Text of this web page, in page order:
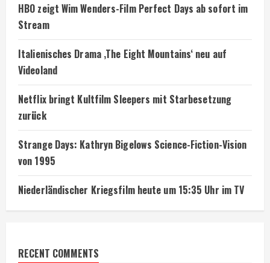
HBO zeigt Wim Wenders-Film Perfect Days ab sofort im
Stream
Italienisches Drama ‚The Eight Mountains‘ neu auf
Videoland
Netflix bringt Kultfilm Sleepers mit Starbesetzung
zurück
Strange Days: Kathryn Bigelows Science-Fiction-Vision
von 1995
Niederländischer Kriegsfilm heute um 15:35 Uhr im TV
RECENT COMMENTS